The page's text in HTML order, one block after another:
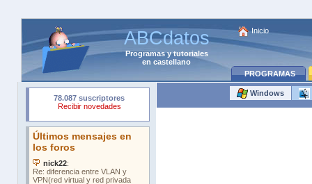
ABCdatos
Programasytutoriales
en castellano
Inicio
PROGRAMAS
Windows